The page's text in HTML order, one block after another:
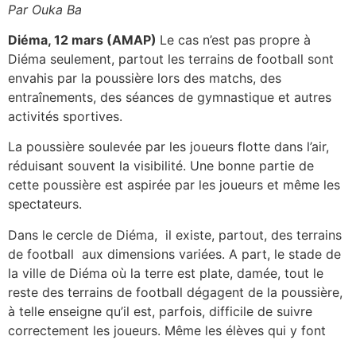
Par Ouka Ba
Diéma, 12 mars (AMAP) Le cas n’est pas propre à
Diéma seulement, partout les terrains de football sont
envahis par la poussière lors des matchs, des
entraînements, des séances de gymnastique et autres
activités sportives.
La poussière soulevée par les joueurs flotte dans l’air,
réduisant souvent la visibilité. Une bonne partie de
cette poussière est aspirée par les joueurs et même les
spectateurs.
Dans le cercle de Diéma, il existe, partout, des terrains
de football aux dimensions variées. A part, le stade de
la ville de Diéma où la terre est plate, damée, tout le
reste des terrains de football dégagent de la poussière,
à telle enseigne qu’il est, parfois, difficile de suivre
correctement les joueurs. Même les élèves qui y font